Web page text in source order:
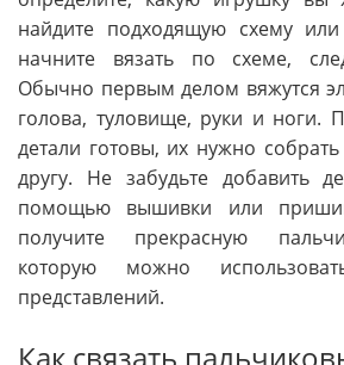
найдите подходящую схему
начните вязать по схеме,
Обычно первым делом вяжутся
голова, туловище, руки и ноги.
детали готовы, их нужно
другу. Не забудьте добавить
помощью вышивки или
получите прекрасную
которую можно
представлений.